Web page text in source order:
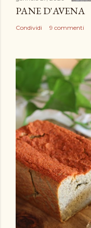
PANE D'AVENA
Condividi 9 commenti